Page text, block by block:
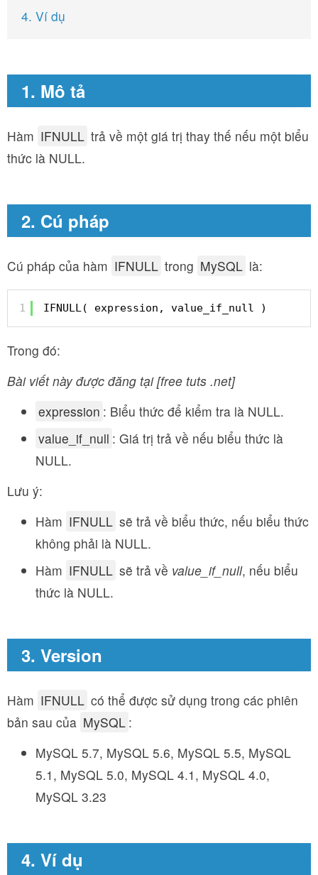
4. Ví dụ
1. Mô tả
Hàm IFNULL trả về một giá trị thay thế nếu một biểu
thức là NULL.
2. Cú pháp
Cú pháp của hàm IFNULL trong MySQL là:
1 IFNULL( expression, value_if_null )
Trong đó:
Bài viết này được đăng tại [free tuts .net]
expression : Biểu thức để kiểm tra là NULL.
value_if_null : Giá trị trả về nếu biểu thức là
NULL.
Lưu ý:
Hàm IFNULL sẽ trả về biểu thức, nếu biểu thức
không phải là NULL.
Hàm IFNULL sẽ trả về value_if_null, nếu biểu
thức là NULL.
3. Version
Hàm IFNULL có thể được sử dụng trong các phiên
bản sau của MySQL :
MySQL 5.7, MySQL 5.6, MySQL 5.5, MySQL
5.1, MySQL 5.0, MySQL 4.1, MySQL 4.0,
MySQL 3.23
4. Ví dụ